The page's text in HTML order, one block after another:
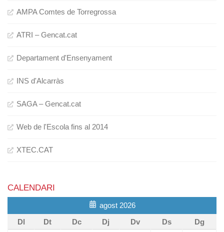
AMPA Comtes de Torregrossa
ATRI – Gencat.cat
Departament d'Ensenyament
INS d'Alcarràs
SAGA – Gencat.cat
Web de l'Escola fins al 2014
XTEC.CAT
CALENDARI
agost 2026
Dl
Dt Dc Dj Dv Ds Dg